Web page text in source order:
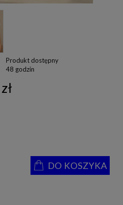
Produkt dostępny
48 godzin
DO KOSZYKA